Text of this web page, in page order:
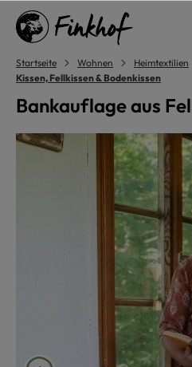
springen
Startseite Wohnen
Heimtextilien
Kissen, Fellkissen & Bodenkissen
Bankauflage aus
Bildergalerie überspringen